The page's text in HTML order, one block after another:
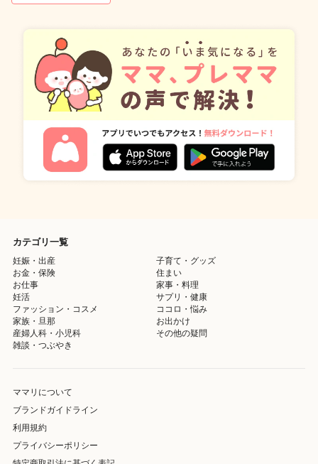
カテゴリ一覧
妊娠・出産
子育て・グッズ
お金・保険
住まい
お仕事
家事・料理
妊活
サプリ・健康
ファッション・コスメ
ココロ・悩み
家族・旦那
お出かけ
産婦人科・小児科
その他の疑問
雑談・つぶやき
ママリについて
ブランドガイドライン
利用規約
プライバシーポリシー